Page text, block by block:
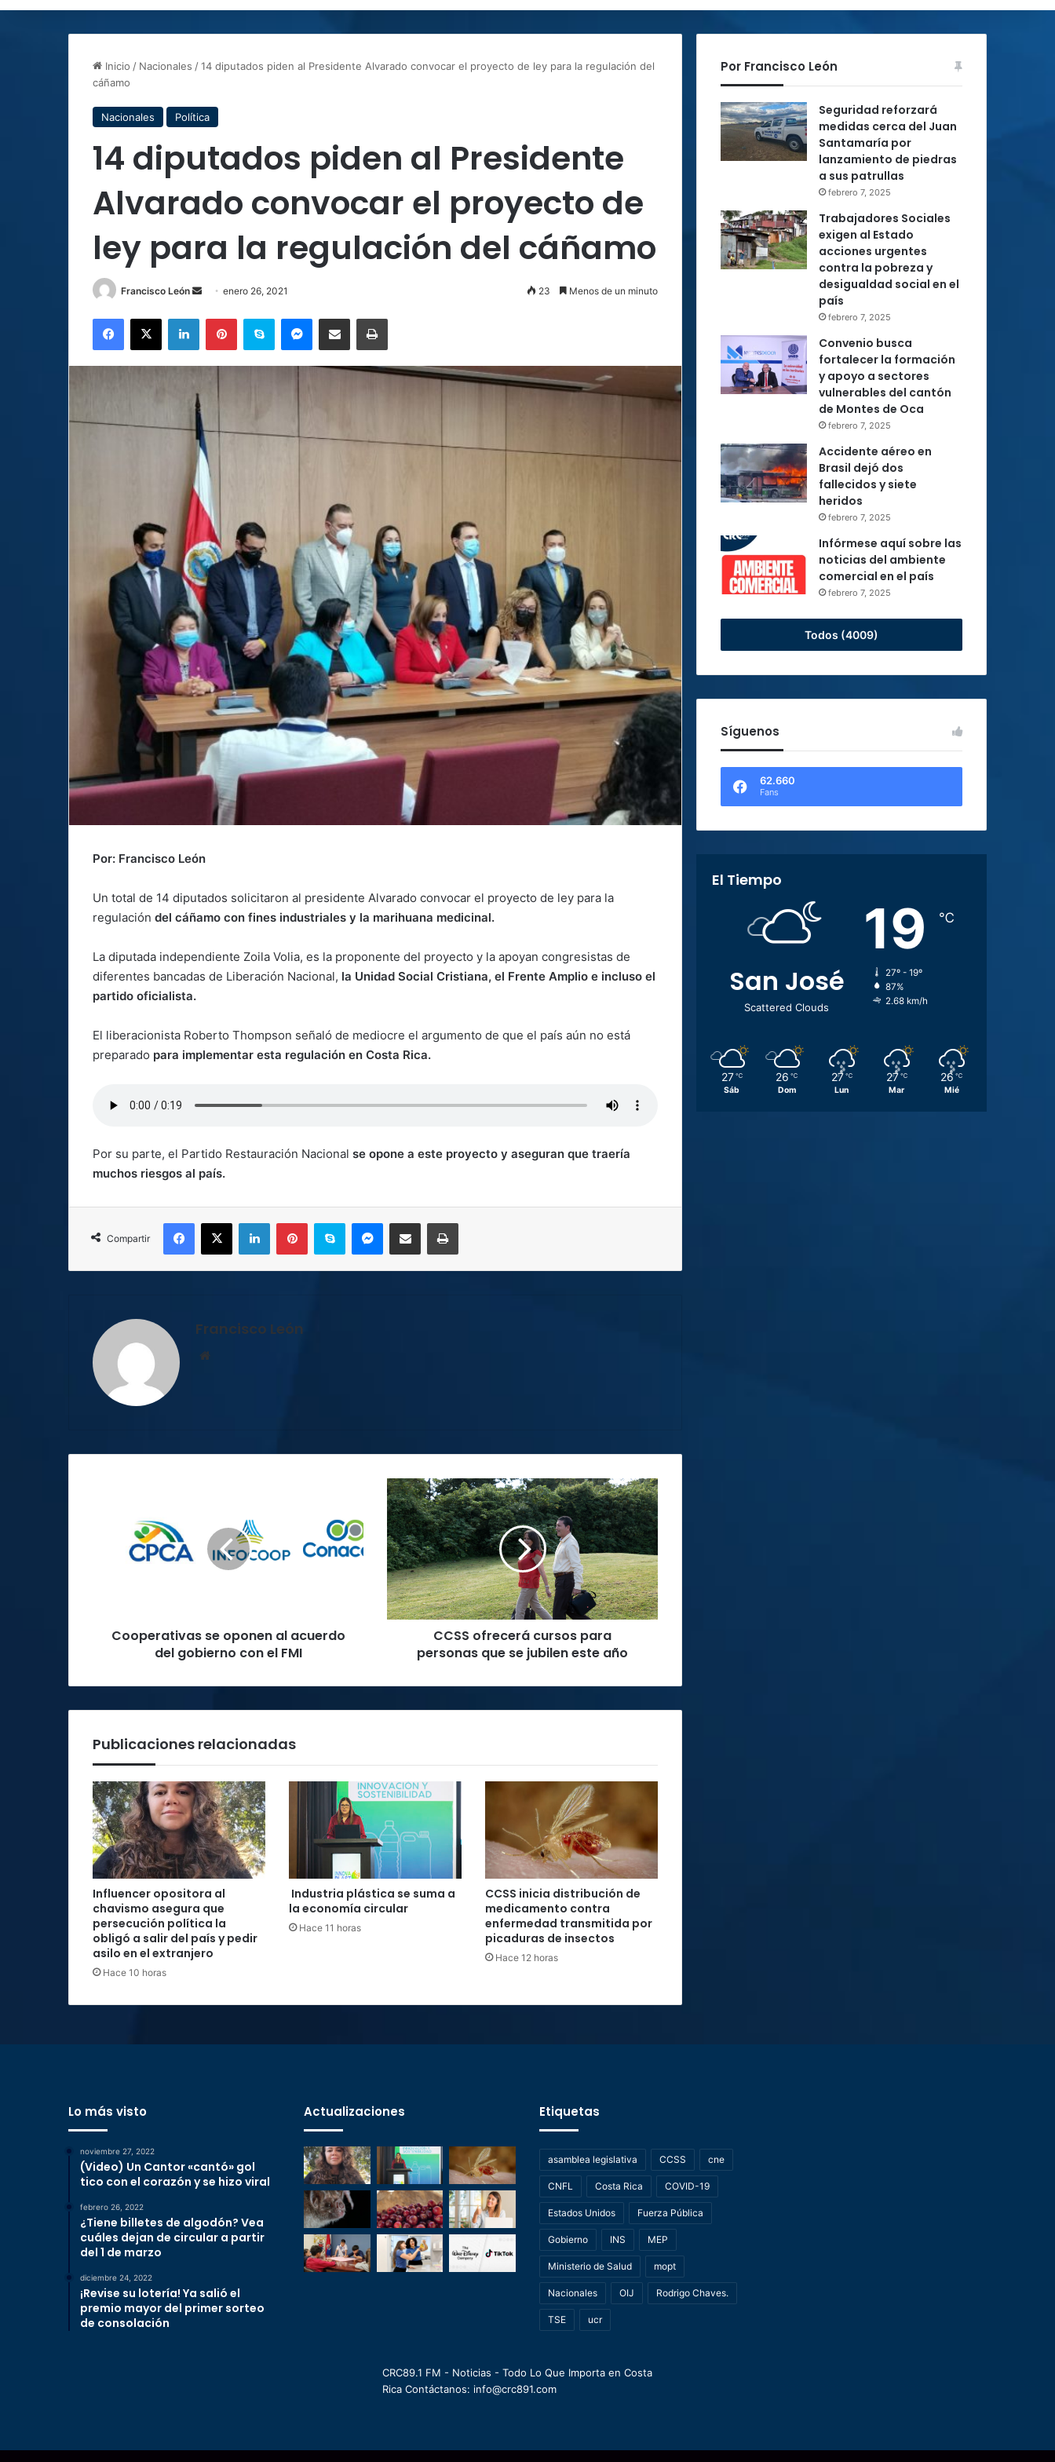
Inicio / Nacionales /14 diputados piden al Presidente Alvarado convocar el proyecto de ley para la regulación del
cáñamo
Nacionales Política
14 diputados piden al Presidente
Alvarado convocar el proyecto de
ley para la regulación del cáñamo
Francisco León
Send
email
enero 26, 2021 23 Menos de un minuto
Facebook
X LinkedInPinterestSkype MessengerCompartir por correo electrónicoImprimir
Por: Francisco León
Un total de 14 diputados solicitaron al presidente Alvarado convocar el proyecto de ley para la
regulación del cáñamo con fines industriales y la marihuana medicinal.
La diputada independiente Zoila Volia, es la proponente del proyecto y la apoyan congresistas de
diferentes bancadas de Liberación Nacional, la Unidad Social Cristiana, el Frente Amplio e incluso el
partido oficialista.
El liberacionista Roberto Thompson señaló de mediocre el argumento de que el país aún no está
preparado para implementar esta regulación en Costa Rica.
Por su parte, el Partido Restauración Nacional se opone a este proyecto y aseguran que traería
muchos riesgos al país.
Compartir
Facebook
X LinkedInPinterestSkype MessengerCompartir por correo electrónicoImprimir
Francisco León
acuerdo
Cooperativas se oponen al acuerdo
del gobierno con el FMI
CCSS
ofrecerá
cursos
para
personas
que
se
jubilen
este
CCSS ofrecerá cursos para
personas que se jubilen este año
Publicaciones relacionadas
Influencer opositora al
chavismo asegura que
persecución política la
obligó a salir del país y pedir
asilo en el extranjero
Hace 10 horas
Industria plástica se suma a
la economía circular
Hace 11 horas
CCSS inicia distribución de
medicamento contra
enfermedad transmitida por
picaduras de insectos
Hace 12 horas
Por Francisco León
Seguridad reforzará
medidas cerca del Juan
Santamaría por
lanzamiento de piedras
a sus patrullas
febrero 7, 2025
Trabajadores Sociales
exigen al Estado
acciones urgentes
contra la pobreza y
desigualdad social en el
país
febrero 7, 2025
Convenio busca
fortalecer la formación
y apoyo a sectores
vulnerables del cantón
de Montes de Oca
febrero 7, 2025
Accidente aéreo en
Brasil dejó dos
fallecidos y siete
heridos
febrero 7, 2025
Infórmese aquí sobre las
noticias del ambiente
comercial en el país
febrero 7, 2025
Todos (4009)
Síguenos
62.660
Fans
El Tiempo
San José
Scattered Clouds
19 ℃
27º - 19º
87%
2.68 km/h
27 ℃
Sáb
26 ℃
Dom
27 ℃
Lun
27 ℃
Mar
26 ℃
Mié
Lo más visto
noviembre 27, 2022
(Video) Un Cantor «cantó» gol
tico con el corazón y se hizo viral
febrero 26, 2022
¿Tiene billetes de algodón? Vea
cuáles dejan de circular a partir
del 1 de marzo
diciembre 24, 2022
¡Revise su lotería! Ya salió el
premio mayor del primer sorteo
de consolación
Actualizaciones Etiquetas
asamblea legislativa CCSS cne
CNFL Costa Rica COVID-19
Estados Unidos Fuerza Pública
Gobierno INS MEP
Ministerio de Salud mopt
Nacionales OIJ Rodrigo Chaves.
TSE ucr
CRC89.1 FM - Noticias - Todo Lo Que Importa en Costa
Rica Contáctanos: info@crc891.com